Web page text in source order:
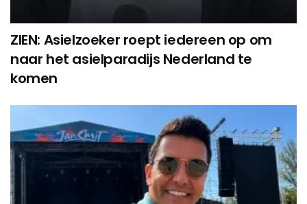
ZIEN: Asielzoeker roept iedereen op om
naar het asielparadijs Nederland te
komen